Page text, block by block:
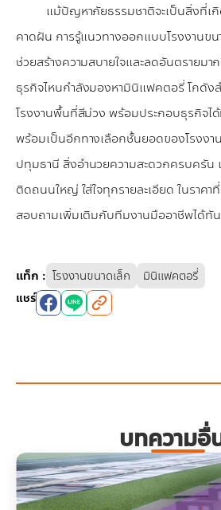
แม้ปัญหาภัยธรรมชาติจะเป็นสิ่งที่เกิ
คาดฝัน การรู้แนวทางออกแบบโรงงานขน
ช่วยสร้างความสบายใจและลดอันตรายม
ธุรกิจไหนกำลังมองหามินิแฟคตอรี่ โกดังส
โรงงานพื้นที่สีม่วง พร้อมประกอบธุรกิจไ
พร้อมเป็นอีกทางเลือกชั้นยอดของโรงงา
ปทุมธานี สิ่งอำนวยความสะดวกครบครัน
ติดถนนใหญ่ ใส่ใจทุกรายละเอียด ในราค
สอบถามเพิ่มเติมกับทีมงานมืออาชีพได้ทั
แท็ก : โรงงานขนาดเล็ก
มินิแฟคตอรี่
แชร์
บทความอื่